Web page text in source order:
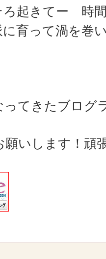
起きてー 時
育って渦を巻
てきたブログ
いします！頑